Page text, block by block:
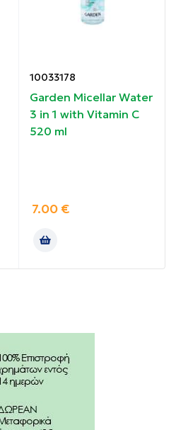
μακιγιάζ.
Β5 (D-Panthenol) και
DICAPRYLYL ETHER,
VEGETABLE
COPERNICIA CERIFERA
10033178
Garden Micellar Water
3 in 1 with Vitamin C
520 ml
7.00 €